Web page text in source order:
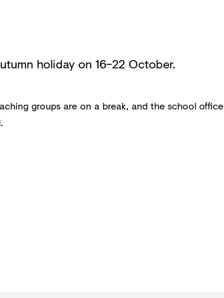
holiday on 16–22 October.
groups are on a break, and the school office